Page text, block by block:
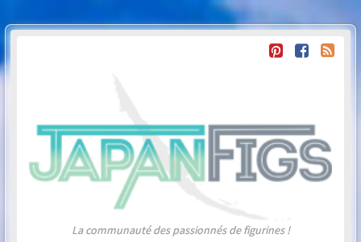
La communauté des passionnés de figurines !